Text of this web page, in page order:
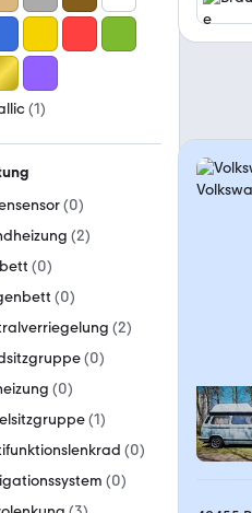
(1)
(0)
(2)
(0)
(0)
(2)
(0)
(0)
(1)
(0)
(0)